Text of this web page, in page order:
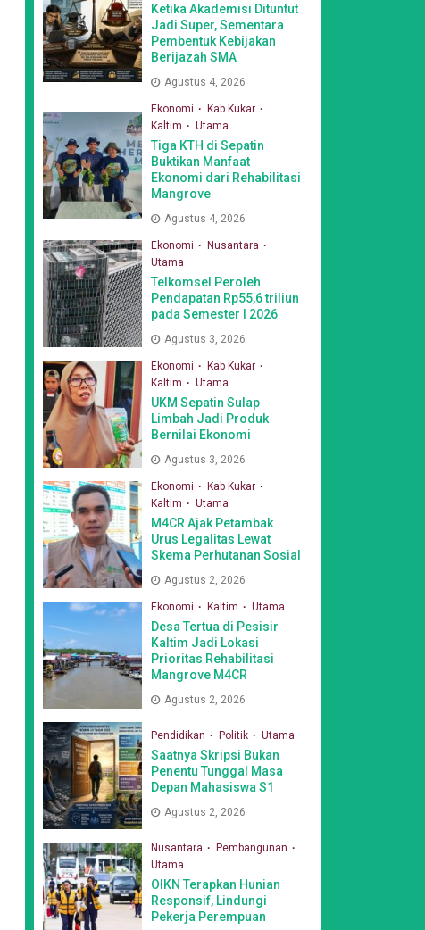
Ketika Akademisi Dituntut
Jadi Super, Sementara
Pembentuk Kebijakan
Berijazah SMA
Agustus 4, 2026
Ekonomi
Kab Kukar
Kaltim
Utama
Tiga KTH di Sepatin
Buktikan Manfaat
Ekonomi dari Rehabilitasi
Mangrove
Agustus 4, 2026
Ekonomi
Nusantara
Utama
Telkomsel Peroleh
Pendapatan Rp55,6 triliun
pada Semester I 2026
Agustus 3, 2026
Ekonomi
Kab Kukar
Kaltim
Utama
UKM Sepatin Sulap
Limbah Jadi Produk
Bernilai Ekonomi
Agustus 3, 2026
Ekonomi
Kab Kukar
Kaltim
Utama
M4CR Ajak Petambak
Urus Legalitas Lewat
Skema Perhutanan Sosial
Agustus 2, 2026
Ekonomi Kaltim Utama
Desa Tertua di Pesisir
Kaltim Jadi Lokasi
Prioritas Rehabilitasi
Mangrove M4CR
Agustus 2, 2026
Pendidikan Politik Utama
Saatnya Skripsi Bukan
Penentu Tunggal Masa
Depan Mahasiswa S1
Agustus 2, 2026
Nusantara
Pembangunan
Utama
OIKN Terapkan Hunian
Responsif, Lindungi
Pekerja Perempuan